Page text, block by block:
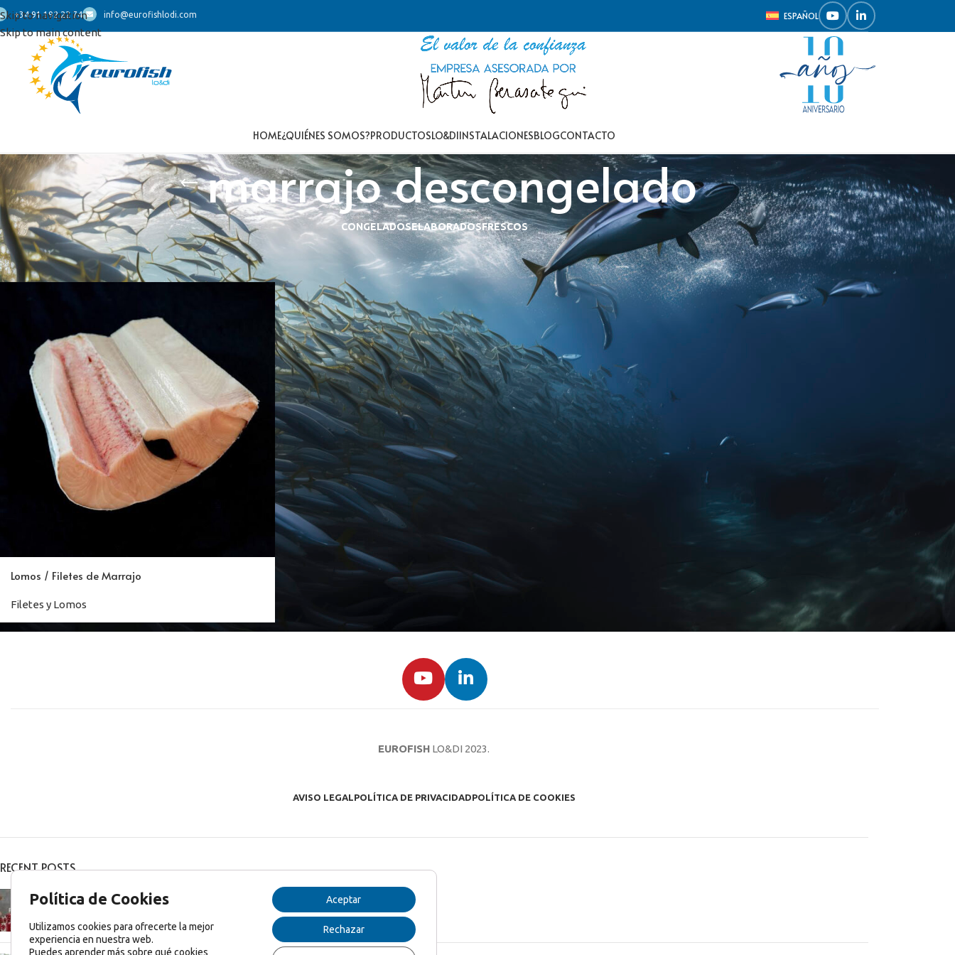
Skip to navigation
Skip to main content
+34 91 192 22 74 info@eurofishlodi.com ESPAÑOL
HOME¿QUIÉNES SOMOS?PRODUCTOSLO&DIINSTALACIONESBLOGCONTACTO
marrajo descongelado
CONGELADOSELABORADOSFRESCOS
Inicio/Productos etiquetados “marrajo descongelado” Mostrar 9 12 18 24
Lomos / Filetes de Marrajo
Filetes y Lomos
EUROFISH LO&DI 2023.
AVISO LEGAL POLÍTICA DE PRIVACIDADPOLÍTICA DE COOKIES
RECENT POSTS
Feliz Navidad y Feliz 2025!
Política de Cookies
Utilizamos cookies para ofrecerte la mejor
experiencia en nuestra web.
Puedes aprender más sobre qué cookies
Aceptar
Rechazar